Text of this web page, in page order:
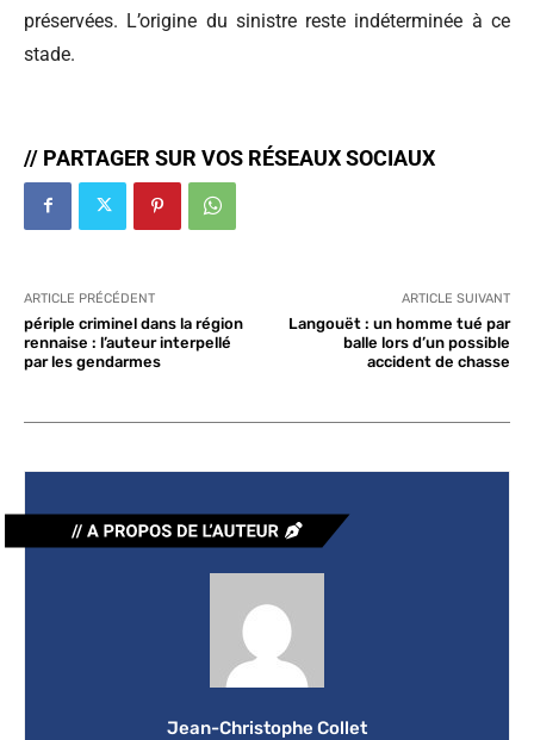
préservées. L’origine du sinistre reste indéterminée à ce
stade.
// PARTAGER SUR VOS RÉSEAUX SOCIAUX
ARTICLE PRÉCÉDENT
périple criminel dans la région
rennaise : l’auteur interpellé
par les gendarmes
ARTICLE SUIVANT
Langouët : un homme tué par
balle lors d’un possible
accident de chasse
Jean-Christophe Collet